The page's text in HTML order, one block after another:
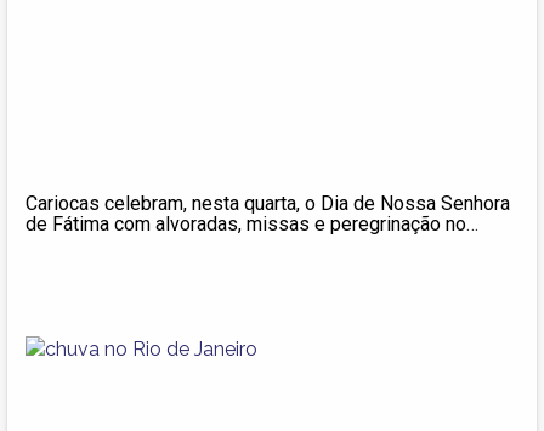
Cariocas celebram, nesta quarta, o Dia de Nossa Senhora
de Fátima com alvoradas, missas e peregrinação no